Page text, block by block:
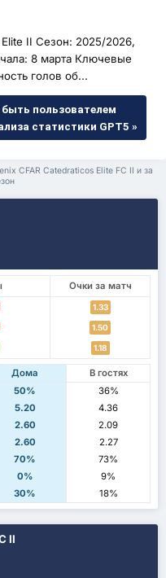
II Сезон: 2025/2026,
8 марта Ключевые
голов об...
пользователем
статистики GPT5 »
CFAR Catedraticos Elite FC II и за
Очки за матч
1.33
1.50
1.18
Дома
В гостях
50%
36%
5.20
4.36
2.60
2.09
2.60
2.27
70%
73%
0%
9%
30% 18%
II